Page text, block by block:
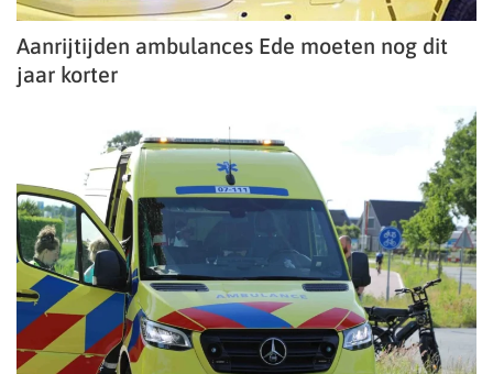
Aanrijtijden ambulances Ede moeten nog dit
jaar korter